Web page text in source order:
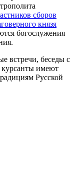
сборов
князя
богослужения
встречи, беседы с
курсанты имеют
Русской